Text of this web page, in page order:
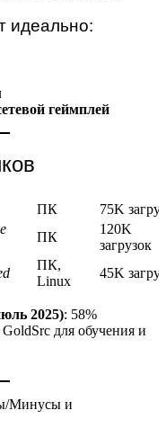
идеально:
геймплей
ПК
75K
ПК
120K
загрузок
ПК,
Linux
45K
2025): 58%
для обучения и